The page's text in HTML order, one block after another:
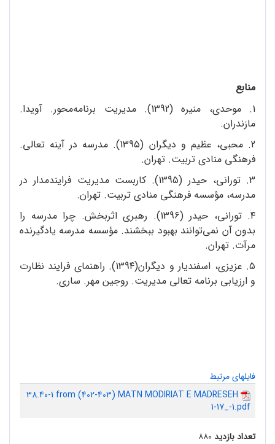
منابع
1. موحدی، منیره (1392). مدیریت برنامه‌محور. آویدا.
مازندران.
2. محبی، عظیم و دیگران (139٥). مدرسه در آینه تعالی.
فرهنگی منادی تربیت. تهران.
3. تورانی، حیدر (139٥). کاربست مدیریت فرایندمدار در
مدرسه، مؤسسه فرهنگی منادی تربیت. تهران.
٤. تورانی، حیدر (139٦). رهبری اثربخش. چرا مدرسه‌ را
بدون آن نمی‌توانند بهبود ببخشند. مؤسسه مدرسه یادگیرنده
مرآت. تهران.
٥. عزیزی، اسفندیار و دیگران(139٤). راهنمای فرایند نظارت
و ارزیابی برنامه تعالی مدیریت. روجین مهر. ساری.
فایلهای مرتبط
38.40-1 from (402-403) MATN MODIRIAT E MADRESEH
1-17_-1.pdf
تعداد بازدید ۸۸۰